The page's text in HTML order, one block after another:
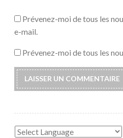
Prévenez-moi de tous les
e-mail.
Prévenez-moi de tous les